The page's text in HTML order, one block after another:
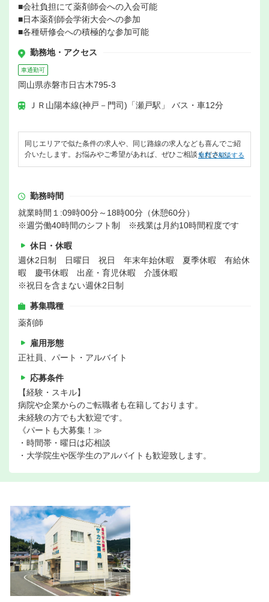
■会社負担にて薬剤師会への入会可能
■日本薬剤師会学術大会への参加
■各種研修会への積極的な参加可能
勤務地・アクセス
車通勤可
岡山県赤磐市日古木795-3
ＪＲ山陽本線(神戸－門司)「瀬戸駅」 バス・車12分
同じエリアで似た条件の求人や、同じ路線の求人なども喜んでご紹
介いたします。お悩みやご希望があれば、ぜひご相談ください。
無料で相談する
勤務時間
就業時間１:09時00分～18時00分（休憩60分）
※週労働40時間のシフト制 ※残業は月約10時間程度です
休日・休暇
週休2日制 日曜日 祝日 年末年始休暇 夏季休暇 有給休
暇 慶弔休暇 出産・育児休暇 介護休暇
※祝日を含まない週休2日制
募集職種
薬剤師
雇用形態
正社員、パート・アルバイト
応募条件
【経験・スキル】
病院や企業からのご転職者も在籍しております。
未経験の方でも大歓迎です。
《パートも大募集！≫
・時間帯・曜日は応相談
・大学院生や医学生のアルバイトも歓迎致します。